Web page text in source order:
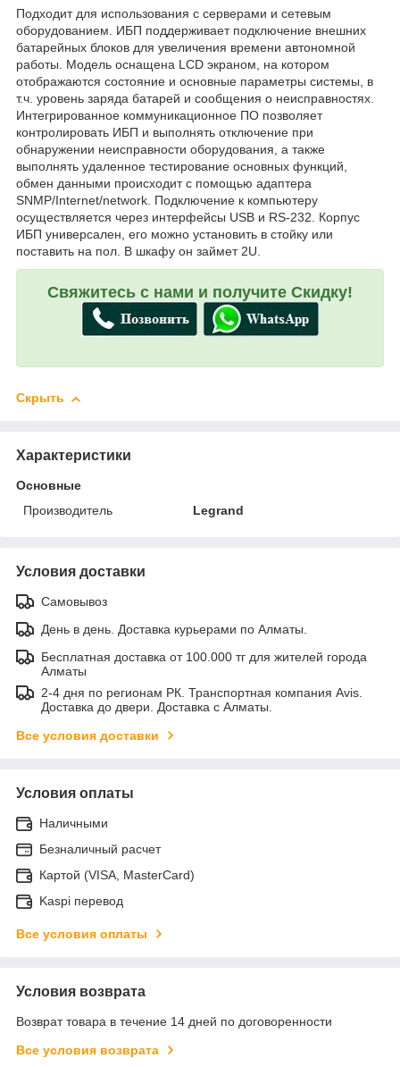
Подходит для использования с серверами и сетевым
оборудованием. ИБП поддерживает подключение внешних
батарейных блоков для увеличения времени автономной
работы. Модель оснащена LCD экраном, на котором
отображаются состояние и основные параметры системы, в
т.ч. уровень заряда батарей и сообщения о неисправностях.
Интегрированное коммуникационное ПО позволяет
контролировать ИБП и выполнять отключение при
обнаружении неисправности оборудования, а также
выполнять удаленное тестирование основных функций,
обмен данными происходит с помощью адаптера
SNMP/Internet/network. Подключение к компьютеру
осуществляется через интерфейсы USB и RS-232. Корпус
ИБП универсален, его можно установить в стойку или
поставить на пол. В шкафу он займет 2U.
Свяжитесь с нами и получите Скидку!
Скрыть
Характеристики
Основные
Производитель
Legrand
Условия доставки
Самовывоз
День в день. Доставка курьерами по Алматы.
Бесплатная доставка от 100.000 тг для жителей города
Алматы
2-4 дня по регионам РК. Транспортная компания Avis.
Доставка до двери. Доставка с Алматы.
Все условия доставки
Условия оплаты
Наличными
Безналичный расчет
Картой (VISA, MasterCard)
Kaspi перевод
Все условия оплаты
Условия возврата
Возврат товара в течение 14 дней по договоренности
Все условия возврата